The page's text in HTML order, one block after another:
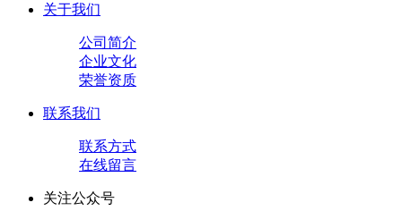
关于我们
公司简介
企业文化
荣誉资质
联系我们
联系方式
在线留言
关注公众号